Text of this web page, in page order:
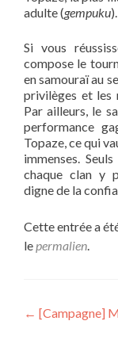
adulte (gempuku).
Si vous
compose le
en samouraï au
privilèges et les
Par ailleurs, le
performance
Topaze, ce qui
immenses.
chaque clan y
digne de la
Cette entrée a
le permalien
← [Campagne]